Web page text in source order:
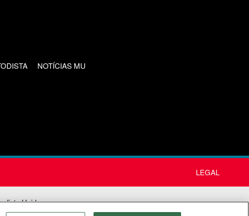
NOTÍCIAS MU
LEGAL
Unida